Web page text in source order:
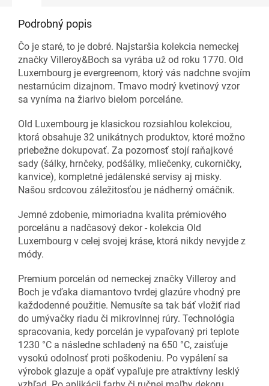
Podrobný popis
Čo je staré, to je dobré. Najstaršia kolekcia nemeckej
značky Villeroy&Boch sa vyrába už od roku 1770. Old
Luxembourg je evergreenom, ktorý vás nadchne svojím
nestarnúcim dizajnom. Tmavo modrý kvetinový vzor
sa vyníma na žiarivo bielom porceláne.
Old Luxembourg je klasickou rozsiahlou kolekciou,
ktorá obsahuje 32 unikátnych produktov, ktoré možno
priebežne dokupovať. Za pozornosť stojí raňajkové
sady (šálky, hrnčeky, podšálky, mliečenky, cukorničky,
kanvice), kompletné jedálenské servisy aj misky.
Našou srdcovou záležitosťou je nádherný omáčnik.
Jemné zdobenie, mimoriadna kvalita prémiového
porcelánu a nadčasový dekor - kolekcia Old
Luxembourg v celej svojej kráse, ktorá nikdy nevyjde z
módy.
Premium porcelán od nemeckej značky Villeroy and
Boch je vďaka diamantovo tvrdej glazúre vhodný pre
každodenné použitie. Nemusíte sa tak báť vložiť riad
do umývačky riadu či mikrovlnnej rúry. Technológia
spracovania, kedy porcelán je vypaľovaný pri teplote
1230 °C a následne schladený na 650 °C, zaisťuje
vysokú odolnosť proti poškodeniu. Po vypálení sa
výrobok glazuje a opäť vypaľuje pre atraktívny lesklý